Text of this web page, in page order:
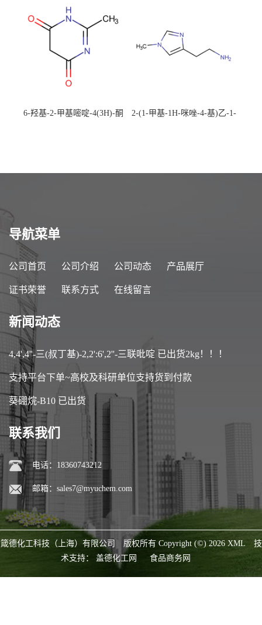
校可先用后付
6-羟基-2-甲基嘧啶-4(3H)-酮
2-(1-甲基-1H-咪唑-4-基)乙-1-
导航菜单
公司首页 公司介绍 公司动态 产品展厅
证书荣誉 联系方式 在线留言
新闻动态
4,4',4''-三(叔丁基)-2,2':6',2''-三联吡啶 已出货2kg！！！
支持平台下单~高校及科研单位支持货到付款
葵硼烷-B10 已出货
联系我们
电话：18360743212
邮箱： sales7@myuchem.com
箴德化工科技（上海）有限公司 版权所有 Copyright (©) 2026 XML
技
术支持： 盖德化工网 食品商务网